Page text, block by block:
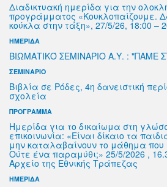
Διαδικτυακή ημερίδα για την
προγράμματος «Κουκλοπαίζουμε.
κούκλα στην τάξη», 27/5/26, 18:00 –
ΗΜΕΡΙΔΑ
ΒΙΩΜΑΤΙΚΌ ΣΕΜΙΝΑΡΙΟ Α.Υ. : "ΠΑΜΕ
ΣΕΜΙΝΑΡΙΟ
Βιβλία σε Ρόδες, 4η δανειστική
σχολεία
ΠΡΟΓΡΑΜΜΑ
Ημερίδα για το δικαίωμα στη
επικοινωνία: «Είναι δίκαιο τα
μην καταλαβαίνουν το μάθημα που
Ούτε ένα παραμύθι;» 25/5/2026 ,
Αρχείο της Εθνικής Τράπεζας
ΗΜΕΡΙΔΑ